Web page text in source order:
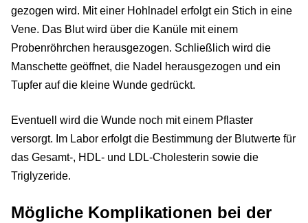
gezogen wird. Mit einer Hohlnadel erfolgt ein Stich in eine
Vene. Das Blut wird über die Kanüle mit einem
Probenröhrchen herausgezogen. Schließlich wird die
Manschette geöffnet, die Nadel herausgezogen und ein
Tupfer auf die kleine Wunde gedrückt.
Eventuell wird die Wunde noch mit einem Pflaster
versorgt. Im Labor erfolgt die Bestimmung der Blutwerte für
das Gesamt-, HDL- und LDL-Cholesterin sowie die
Triglyzeride.
Mögliche Komplikationen bei der